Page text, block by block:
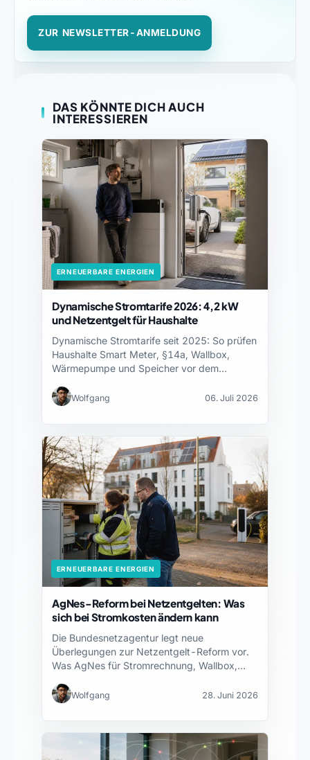
ZUR NEWSLETTER-ANMELDUNG
DAS KÖNNTE DICH AUCH
INTERESSIEREN
ERNEUERBARE ENERGIEN
Dynamische Stromtarife 2026: 4,2 kW
und Netzentgelt für Haushalte
Dynamische Stromtarife seit 2025: So prüfen
Haushalte Smart Meter, §14a, Wallbox,
Wärmepumpe und Speicher vor dem…
Wolfgang 06. Juli 2026
ERNEUERBARE ENERGIEN
AgNes-Reform bei Netzentgelten: Was
sich bei Stromkosten ändern kann
Die Bundesnetzagentur legt neue
Überlegungen zur Netzentgelt-Reform vor.
Was AgNes für Stromrechnung, Wallbox,
Wolfgang 28. Juni 2026